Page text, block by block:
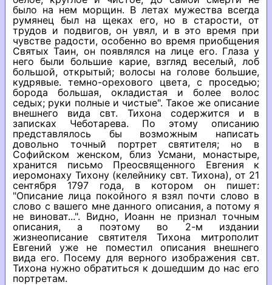
было на нем морщин. В летах мужества всегда
румянец был на щеках его, но в старости, от
трудов и подвигов, он увял, и в это время при
чувстве радости, особенно во время приобщения
Святых Таин, он появлялся на лице его. Глаза у
него были большие карие, взгляд веселый, лоб
большой, открытый; волосы на голове большие,
кудрявые. темно-орехового цвета, с проседью;
борода большая, окладистая и более волос
седых; руки полные и чистые". Такое же описание
внешнего вида свт. Тихона содержится и в
записках Чеботарева. По этому описанию
представлялось бы возможным написать
довольно точный портрет святителя; но в
Софийском женском, близ Усмани, монастыре,
хранится письмо Преосвященного Евгения к
иеромонаху Тихону (келейнику свт. Тихона), от 21
сентября 1797 года, в котором он пишет:
"Описание лица покойного я взял почти слово в
слово с вашего мне данного описания, а потому я
не виноват...". Видно, Иоанн не признал точным
описания, а поэтому во 2-м издании
жизнеописание святителя Тихона митрополит
Евгений уже не поместил описания внешнего
вида его. Посему для верного изображения свт.
Тихона нужно обратиться к дошедшим до нас его
портретам.